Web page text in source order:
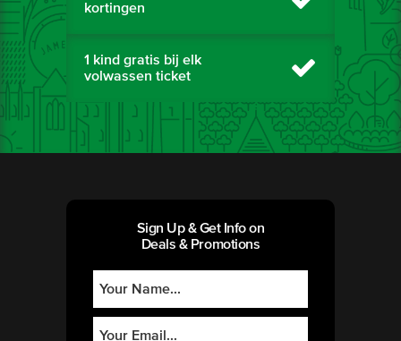
kortingen
1 kind gratis bij elk
volwassen ticket
Sign Up & Get Info on
Deals & Promotions